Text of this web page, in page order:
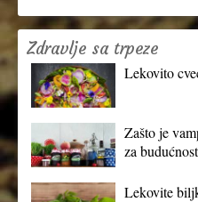
Zdravlje sa trpeze
Lekovito
Zašto je
za
Lekovite